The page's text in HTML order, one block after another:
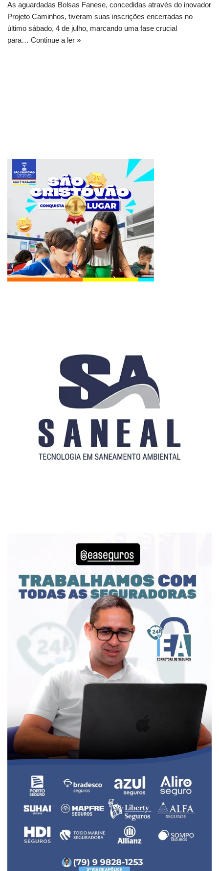
As aguardadas Bolsas Fanese, concedidas através do inovador
Projeto Caminhos, tiveram suas inscrições encerradas no
último sábado, 4 de julho, marcando uma fase crucial
para… Continue a ler »